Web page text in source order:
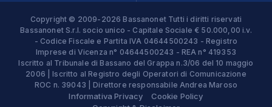
Copyright © 2009-2026 Bassanonet Tutti i diritti riservati
Bassanonet S.r.l. socio unico - Capitale Sociale € 50.000,00 i.v.
- Codice Fiscale e Partita IVA 04644500243 - Registro
Imprese di Vicenza n° 04644500243 - REA n° 419353
Iscritto al Tribunale di Bassano del Grappa n.3/06 del 10 maggio
2006 | Iscritto al Registro degli Operatori di Comunicazione
ROC n. 39043 | Direttore responsabile Andrea Maroso
Informativa Privacy
Cookie Policy